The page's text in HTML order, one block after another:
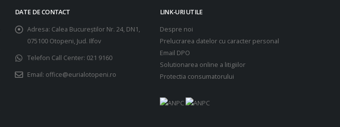
DATE DE CONTACT
Adresa: Calea Bucureştilor Nr. 24, DN1,
075100 Otopeni, Jud. Ilfov
Telefon Call Center: 021 9160
Email: office@eurialotopeni.ro
LINK-URI UTILE
Despre noi
Prelucrarea datelor cu caracter personal
Email DPO
Solutionarea online a litigiilor
Protectia consumatorului